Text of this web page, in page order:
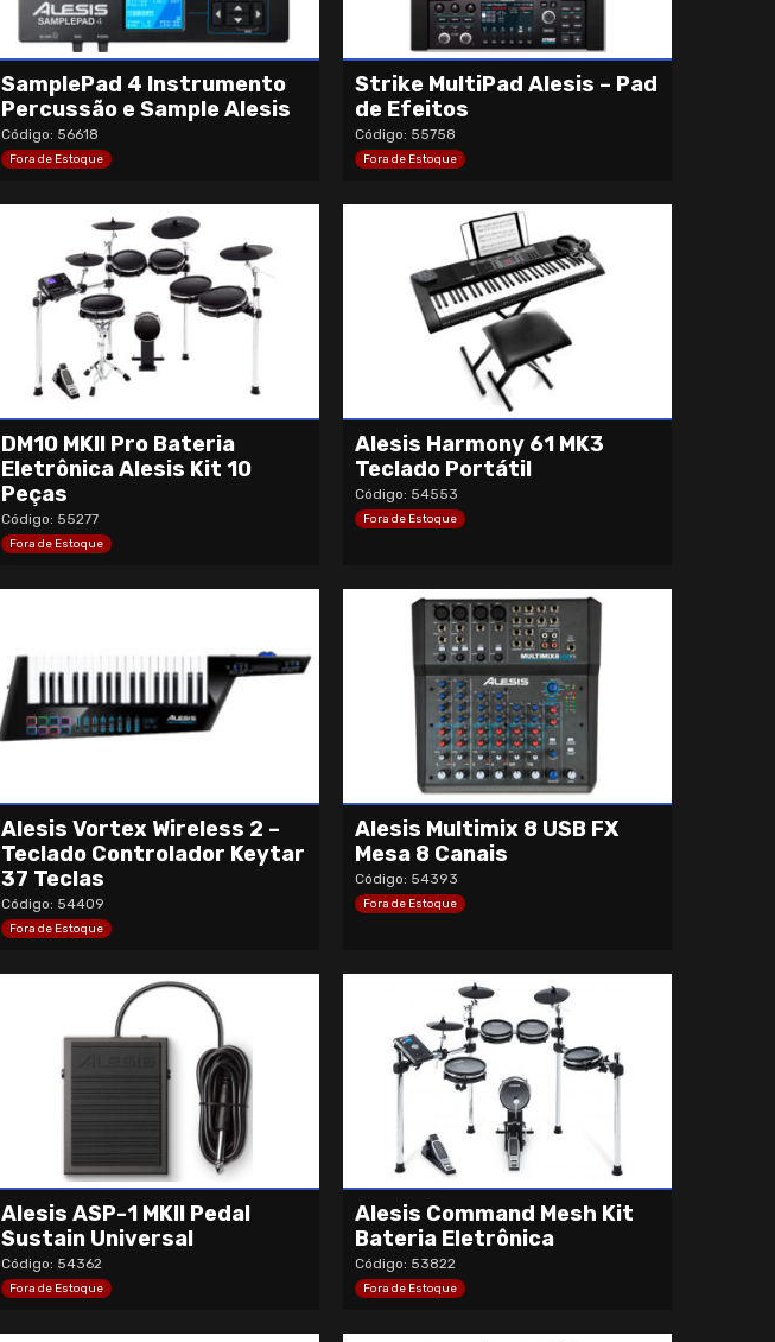
SamplePad 4 Instrumento
Percussão e Sample Alesis
Código: 56618
Fora de Estoque
Strike MultiPad Alesis – Pad
de Efeitos
Código: 55758
Fora de Estoque
DM10 MKII Pro Bateria
Eletrônica Alesis Kit 10
Peças
Código: 55277
Fora de Estoque
Alesis Harmony 61 MK3
Teclado Portátil
Código: 54553
Fora de Estoque
Alesis Vortex Wireless 2 –
Teclado Controlador Keytar
37 Teclas
Código: 54409
Fora de Estoque
Alesis Multimix 8 USB FX
Mesa 8 Canais
Código: 54393
Fora de Estoque
Alesis ASP-1 MKII Pedal
Sustain Universal
Código: 54362
Fora de Estoque
Alesis Command Mesh Kit
Bateria Eletrônica
Código: 53822
Fora de Estoque